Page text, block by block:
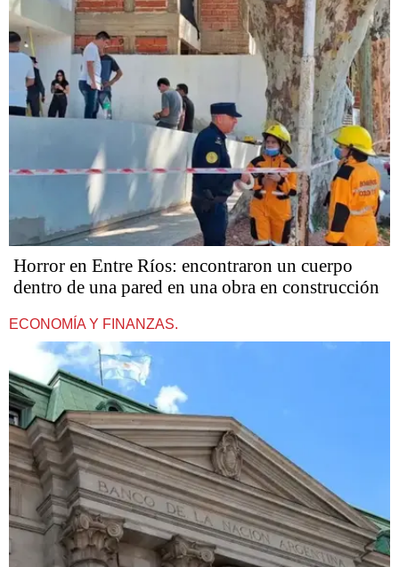
Horror en Entre Ríos: encontraron un cuerpo
dentro de una pared en una obra en construcción
ECONOMÍA Y FINANZAS.